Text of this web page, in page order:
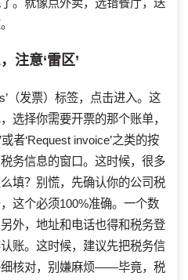
注意‘雷区’
（发票）标签，点击进入。这
选择你需要开票的那个账单，
者‘Request invoice’之类的按
务信息的窗口。这时候，很多
填？别慌，先确认你的公司税
这个必须100%准确。一个数
外，地址和电话也得和税务登
账。这时候，建议先把税务信
细核对，别嫌麻烦——毕竟，税